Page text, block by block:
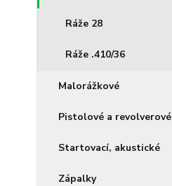
Ráže 28
Ráže .410/36
Malorážkové
Pistolové a revolverové
Startovací, akustické
Zápalky